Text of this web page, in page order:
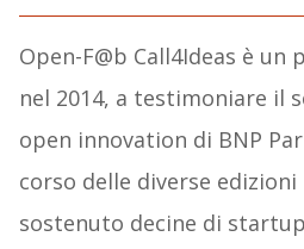
Open-F@b Call4Ideas è
nel 2014, a testimoniare il
open innovation di BNP
corso delle diverse
sostenuto decine di